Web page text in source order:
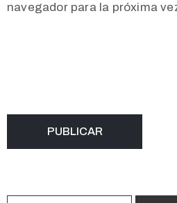
navegador para la próxima